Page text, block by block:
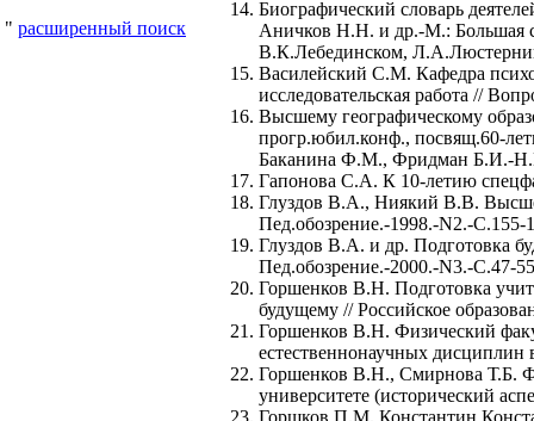
" расширенный поиск
Биографический словарь
Аничков Н.Н. и др.-М.: Большая
В.К.Лебединском,
Василейский С.М. Кафедра
исследовательская работа //
Высшему географическому
прогр.юбил.конф., посвящ.60-
Баканина Ф.М., Фридман Б.И.-
Гапонова С.А. К 10-летию
Глуздов В.А., Ниякий В.В.
Пед.обозрение.-1998.-N2.-С.155-
Глуздов В.А. и др. Подготовка
Пед.обозрение.-2000.-N3.-С.47-
Горшенков В.Н. Подготовка
будущему // Российское
Горшенков В.Н. Физический
естественнонаучных
Горшенков В.Н., Смирнова Т.Б.
университете (исторический
Горшков П.М. Константин